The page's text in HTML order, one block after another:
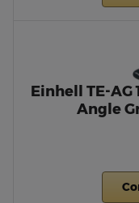
Einhell TE-
Angle